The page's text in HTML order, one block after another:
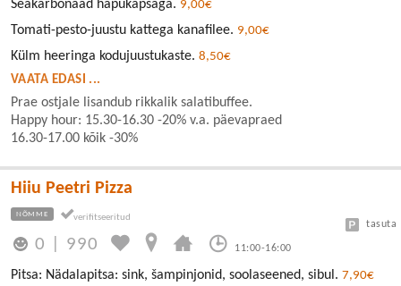
Seakarbonaad hapukapsaga. 9,00€
Tomati-pesto-juustu kattega kanafilee. 9,00€
Külm heeringa kodujuustukaste. 8,50€
VAATA EDASI ...
Prae ostjale lisandub rikkalik salatibuffee.
Happy hour: 15.30-16.30 -20% v.a. päevapraed
16.30-17.00 kõik -30%
Hiiu Peetri Pizza
NÕMME
0 990 11:00-16:00
tasuta
Pitsa: Nädalapitsa: sink, šampinjonid, soolaseened, sibul. 7,90€